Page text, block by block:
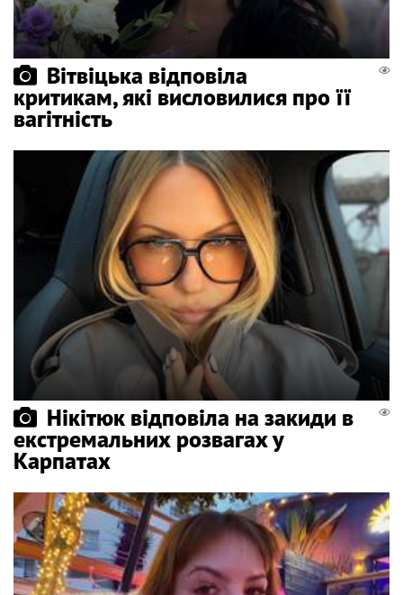
Вітвіцька відповіла
критикам, які висловилися про її
вагітність
Нікітюк відповіла на закиди в
екстремальних розвагах у
Карпатах